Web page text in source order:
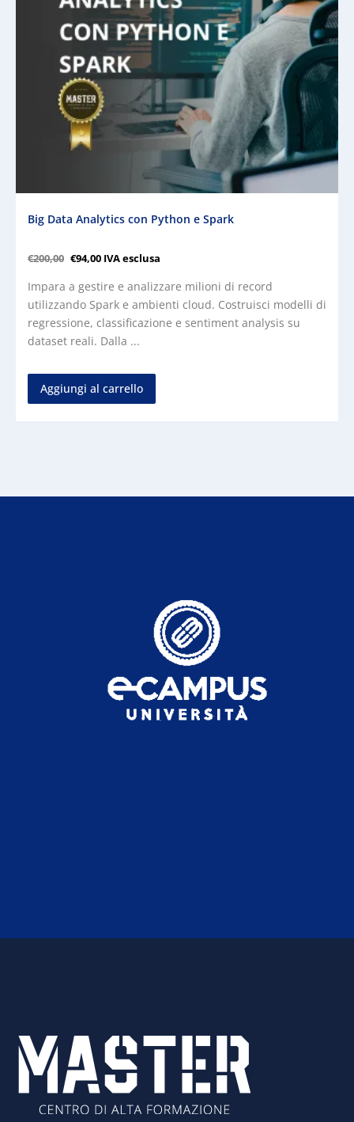
Big Data Analytics con Python e Spark
€200,00 €94,00 IVA esclusa
Impara a gestire e analizzare milioni di record
utilizzando Spark e ambienti cloud. Costruisci modelli di
regressione, classificazione e sentiment analysis su
dataset reali. Dalla ...
Aggiungi al carrello